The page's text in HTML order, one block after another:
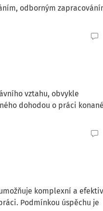
odborným
vztahu, obvykle
dohodou o práci
komplexní a
Podmínkou úspěchu je